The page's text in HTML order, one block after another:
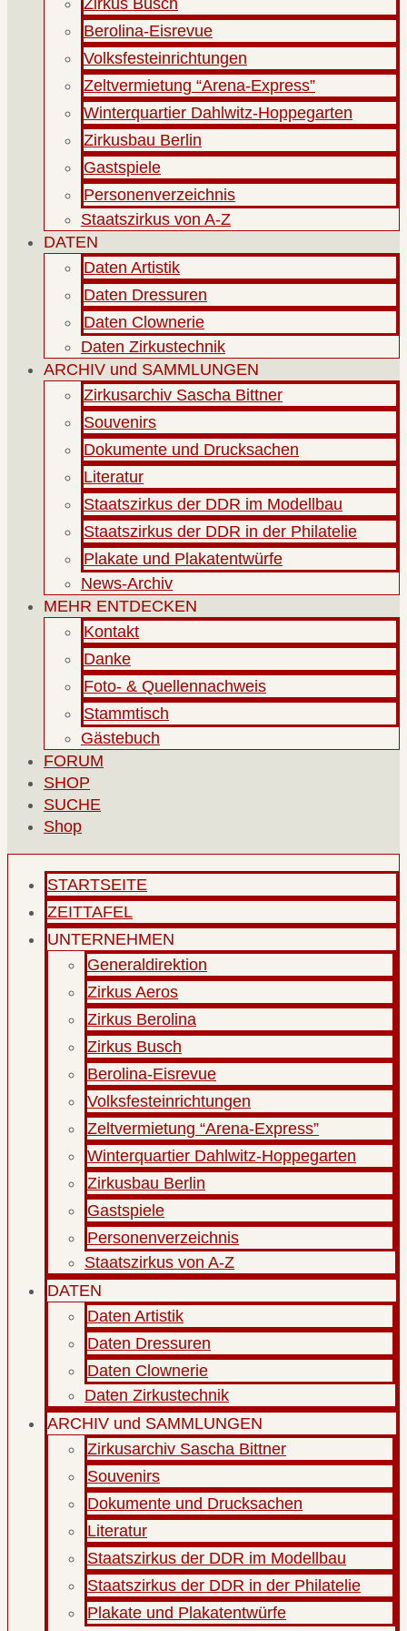
Berolina-Eisrevue
Volksfesteinrichtungen
Zeltvermietung “Arena-Express”
Winterquartier Dahlwitz-Hoppegarten
Zirkusbau Berlin
Gastspiele
Personenverzeichnis
Staatszirkus von A-Z
DATEN
Daten Artistik
Daten Dressuren
Daten Clownerie
Daten Zirkustechnik
ARCHIV und SAMMLUNGEN
Zirkusarchiv Sascha Bittner
Souvenirs
Dokumente und Drucksachen
Literatur
Staatszirkus der DDR im Modellbau
Staatszirkus der DDR in der Philatelie
Plakate und Plakatentwürfe
News-Archiv
MEHR ENTDECKEN
Kontakt
Danke
Foto- & Quellennachweis
Stammtisch
Gästebuch
FORUM
SHOP
SUCHE
Shop
STARTSEITE
ZEITTAFEL
UNTERNEHMEN
Generaldirektion
Zirkus Aeros
Zirkus Berolina
Zirkus Busch
Berolina-Eisrevue
Volksfesteinrichtungen
Zeltvermietung “Arena-Express”
Winterquartier Dahlwitz-Hoppegarten
Zirkusbau Berlin
Gastspiele
Personenverzeichnis
Staatszirkus von A-Z
DATEN
Daten Artistik
Daten Dressuren
Daten Clownerie
Daten Zirkustechnik
ARCHIV und SAMMLUNGEN
Zirkusarchiv Sascha Bittner
Souvenirs
Dokumente und Drucksachen
Literatur
Staatszirkus der DDR im Modellbau
Staatszirkus der DDR in der Philatelie
Plakate und Plakatentwürfe